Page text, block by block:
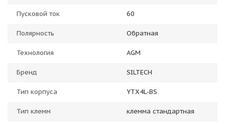
Пусковой ток 60
Полярность Обратная
Технология AGM
Бренд SILTECH
Тип корпуса YTX4L-BS
Тип клемм клемма стандартная